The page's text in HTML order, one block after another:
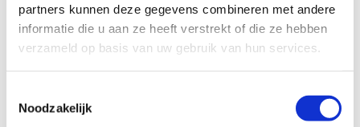
partners kunnen deze gegevens combineren met andere
informatie die u aan ze heeft verstrekt of die ze hebben
verzameld op basis van uw gebruik van hun services.
Noodzakelijk
inclusief teambuilding en catering, wij
denken graag met je mee.
je wensen en stellen met plezier een
voorstel samen dat perfect aansluit bij